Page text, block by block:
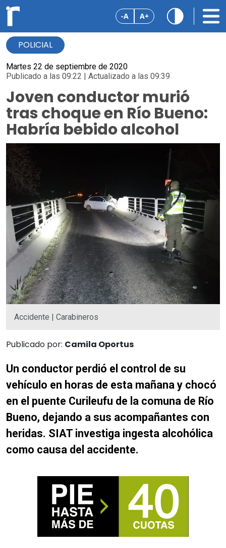
-A A+
POLICIAL
Martes 22 de septiembre de 2020
Publicado a las 09:22 | Actualizado a las 09:39
Joven conductor murió
tras choque en Río Bueno:
Habría bebido alcohol
Accidente | Carabineros
Publicado por: Camila Oportus
Un conductor perdió el control de su
vehículo en horas de esta mañana y chocó
en el puente Curileufu de la comuna de Río
Bueno, dejando a sus acompañantes con
heridas. SIAT investiga ingesta alcohólica
como causa del accidente.